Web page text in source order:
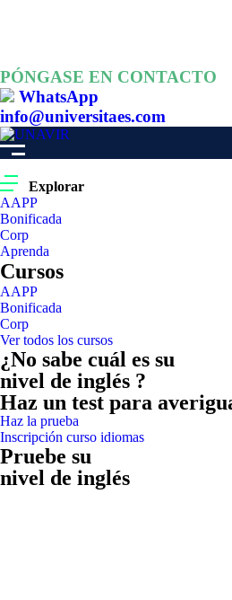
PÓNGASE EN CONTACTO
WhatsApp
info@universitaes.com
Explorar
AAPP
Bonificada
Corp
Aprenda
Cursos
AAPP
Bonificada
Corp
Ver todos los cursos
¿No sabe cuál es su
nivel de inglés ?
Haz un test para
Haz la prueba
Inscripción curso idiomas
Pruebe su
nivel de inglés